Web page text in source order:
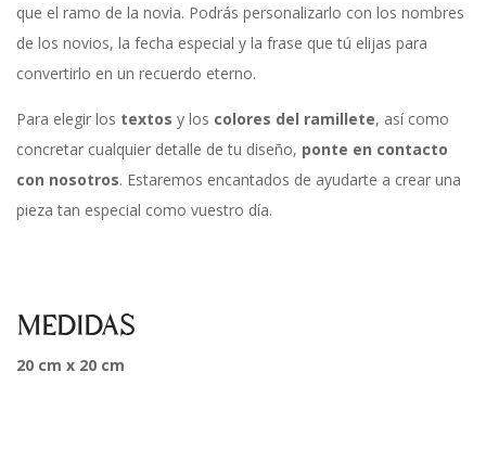
que el ramo de la novia. Podrás personalizarlo con los nombres
de los novios, la fecha especial y la frase que tú elijas para
convertirlo en un recuerdo eterno.
Para elegir los textos y los colores del ramillete, así como
concretar cualquier detalle de tu diseño, ponte en contacto
con nosotros. Estaremos encantados de ayudarte a crear una
pieza tan especial como vuestro día.
MEDIDAS
20 cm x 20 cm